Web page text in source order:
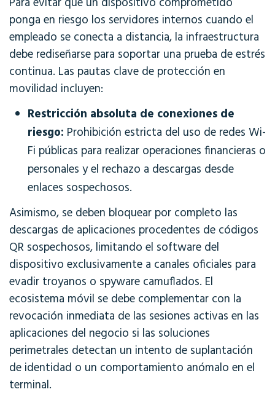
ponga en riesgo los servidores internos cuando el
empleado se conecta a distancia, la infraestructura
debe rediseñarse para soportar una prueba de estrés
continua. Las pautas clave de protección en
movilidad incluyen:
Restricción absoluta de conexiones de
riesgo: Prohibición estricta del uso de redes Wi-
Fi públicas para realizar operaciones financieras o
personales y el rechazo a descargas desde
enlaces sospechosos.
Asimismo, se deben bloquear por completo las
descargas de aplicaciones procedentes de códigos
QR sospechosos, limitando el software del
dispositivo exclusivamente a canales oficiales para
evadir troyanos o spyware camuflados. El
ecosistema móvil se debe complementar con la
revocación inmediata de las sesiones activas en las
aplicaciones del negocio si las soluciones
perimetrales detectan un intento de suplantación
de identidad o un comportamiento anómalo en el
terminal.